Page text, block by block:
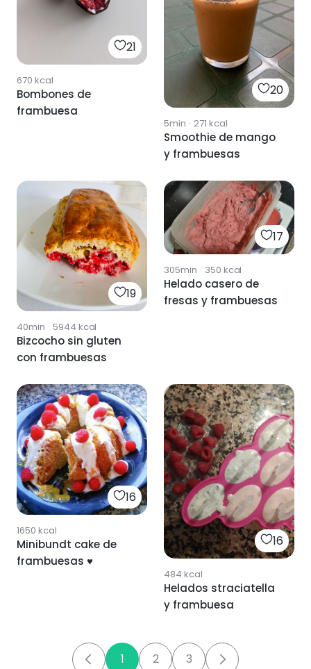
21
670 kcal
Bombones de
frambuesa
20
5min · 271 kcal
Smoothie de mango
y frambuesas
19
40min · 5944 kcal
Bizcocho sin gluten
con frambuesas
17
305min · 350 kcal
Helado casero de
fresas y frambuesas
16
1650 kcal
Minibundt cake de
frambuesas ♥️
16
484 kcal
Helados straciatella
y frambuesa
1 2 3